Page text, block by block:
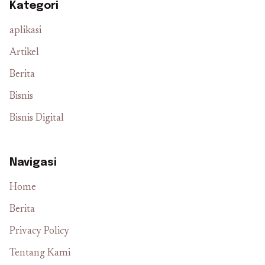
Kategori
aplikasi
Artikel
Berita
Bisnis
Bisnis Digital
Navigasi
Home
Berita
Privacy Policy
Tentang Kami